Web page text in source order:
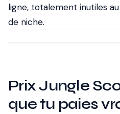
ligne, totalement inutiles
de niche.
Prix Jungle
que tu paies